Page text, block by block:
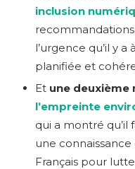
inclusion
l’urgence qu’il y
planifiée et
Et une deuxième
l’empreinte
qui a montré
une
Français pour